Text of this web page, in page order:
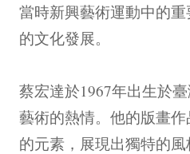
當時新興藝術運動中的
的文化發展。
蔡宏達於1967年出生於
藝術的熱情。他的版畫
的元素，展現出獨特的